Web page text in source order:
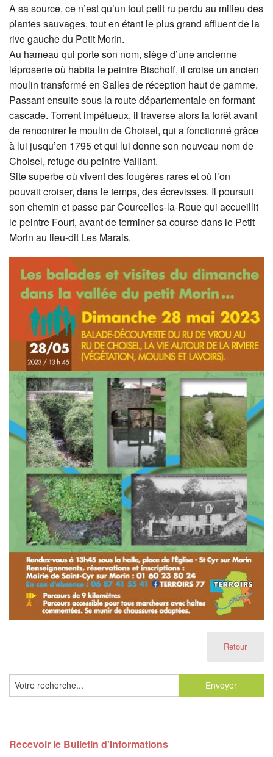
A sa source, ce n’est qu’un tout petit ru perdu au milieu des
plantes sauvages, tout en étant le plus grand affluent de la
rive gauche du Petit Morin.
Au hameau qui porte son nom, siège d’une ancienne
léproserie où habita le peintre Bischoff, il croise un ancien
moulin transformé en Salles de réception haut de gamme.
Passant ensuite sous la route départementale en formant
cascade. Torrent impétueux, il traverse alors la forêt avant
de rencontrer le moulin de Choisel, qui a fonctionné grâce
à lui jusqu’en 1795 et qui lui donne son nouveau nom de
Choisel, refuge du peintre Vaillant.
Site superbe où vivent des fougères rares et où l’on
pouvait croiser, dans le temps, des écrevisses. Il poursuit
son chemin et passe par Courcelles-la-Roue qui accueillit
le peintre Fourt, avant de terminer sa course dans le Petit
Morin au lieu-dit Les Marais.
Retour
Recevoir le Bulletin d'informations